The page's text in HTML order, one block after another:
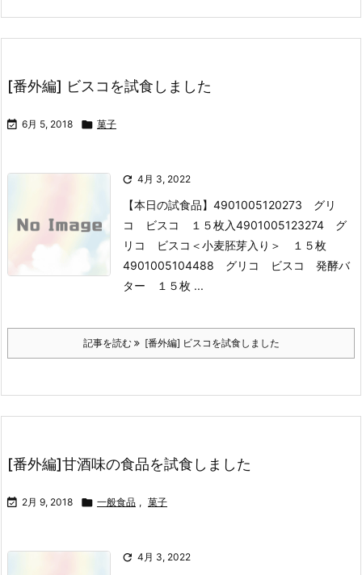
[番外編] ビスコを試食しました
 6月 5, 2018  菓子
 4月 3, 2022
【本日の試食品】 4901005120273 グリ
コ ビスコ １５枚入4901005123274 グ
リコ ビスコ＜小麦胚芽入り＞ １５枚
4901005104488 グリコ ビスコ 発酵バ
ター １５枚 ...
記事を読む [番外編] ビスコを試食しました
[番外編]甘酒味の食品を試食しました
 2月 9, 2018  一般食品 , 菓子
 4月 3, 2022